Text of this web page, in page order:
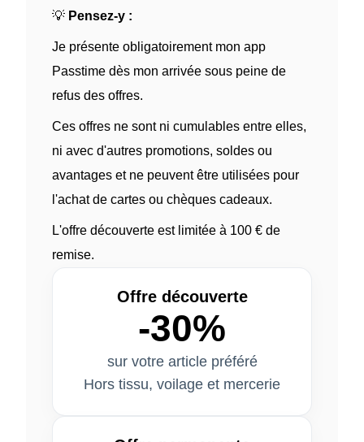
💡 Pensez-y :
Je présente obligatoirement mon app
Passtime dès mon arrivée sous peine de
refus des offres.
Ces offres ne sont ni cumulables entre elles,
ni avec d'autres promotions, soldes ou
avantages et ne peuvent être utilisées pour
l'achat de cartes ou chèques cadeaux.
L'offre découverte est limitée à 100 € de
remise.
Offre découverte
-30%
sur votre article préféré
Hors tissu, voilage et mercerie